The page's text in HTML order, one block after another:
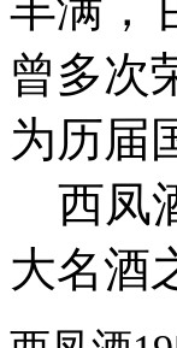
曾多次
为历届
西凤
大名酒